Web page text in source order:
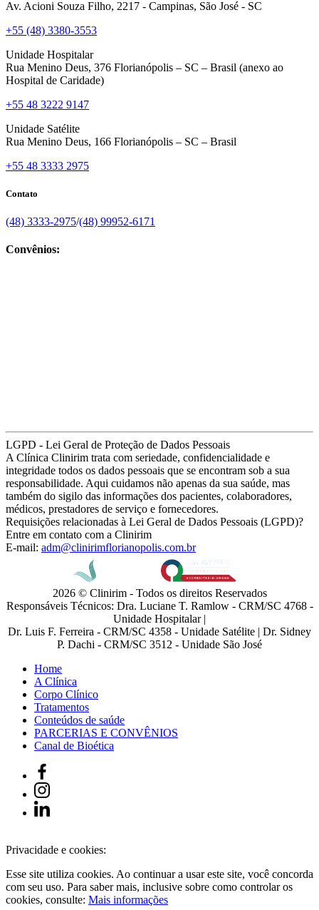
Av. Acioni Souza Filho, 2217 - Campinas, São José - SC
+55 (48) 3380-3553
Unidade Hospitalar
Rua Menino Deus, 376 Florianópolis – SC – Brasil (anexo ao
Hospital de Caridade)
+55 48 3222 9147
Unidade Satélite
Rua Menino Deus, 166 Florianópolis – SC – Brasil
+55 48 3333 2975
Contato
(48) 3333-2975/(48) 99952-6171
Convênios:
LGPD - Lei Geral de Proteção de Dados Pessoais
A Clínica Clinirim trata com seriedade, confidencialidade e
integridade todos os dados pessoais que se encontram sob a sua
responsabilidade. Aqui cuidamos não apenas da sua saúde, mas
também do sigilo das informações dos pacientes, colaboradores,
médicos, prestadores de serviço e fornecedores.
Requisições relacionadas à Lei Geral de Dados Pessoais (LGPD)?
Entre em contato com a Clinirim
E-mail: adm@clinirimflorianopolis.com.br
2026 © Clinirim - Todos os direitos Reservados
Responsáveis Técnicos: Dra. Luciane T. Ramlow - CRM/SC 4768 -
Unidade Hospitalar |
Dr. Luis F. Ferreira - CRM/SC 4358 - Unidade Satélite | Dr. Sidney
P. Dachi - CRM/SC 3512 - Unidade São José
Home
A Clínica
Corpo Clínico
Tratamentos
Conteúdos de saúde
PARCERIAS E CONVÊNIOS
Canal de Bioética
Privacidade e cookies:
Esse site utiliza cookies. Ao continuar a usar este site, você concorda
com seu uso. Para saber mais, inclusive sobre como controlar os
cookies, consulte: Mais informações